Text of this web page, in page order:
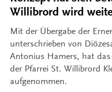
Willibrord wird
Mit der Übergabe der
unterschrieben von
Antonius Hamers, hat
der Pfarrei St. Willibrord
aufgenommen.